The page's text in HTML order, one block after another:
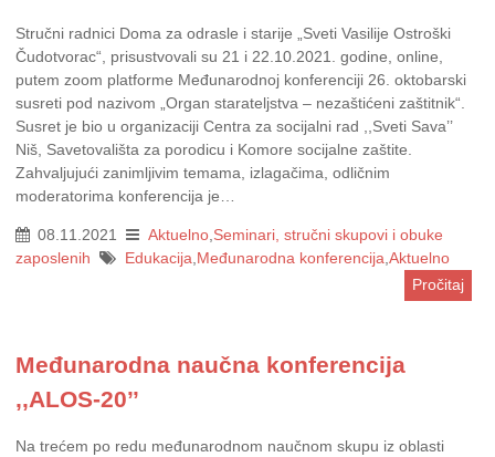
Stručni radnici Doma za odrasle i starije „Sveti Vasilije Ostroški
Čudotvorac“, prisustvovali su 21 i 22.10.2021. godine, online,
putem zoom platforme Međunarodnoj konferenciji 26. oktobarski
susreti pod nazivom „Organ starateljstva – nezaštićeni zaštitnik“.
Susret je bio u organizaciji Centra za socijalni rad ,,Sveti Sava’’
Niš, Savetovališta za porodicu i Komore socijalne zaštite.
Zahvaljujući zanimljivim temama, izlagačima, odličnim
moderatorima konferencija je…
08.11.2021 Aktuelno Seminari, stručni skupovi i obuke
zaposlenih
Edukacija Međunarodna konferencija Aktuelno
Pročitaj
Međunarodna naučna konferencija
,,ALOS-20’’
Na trećem po redu međunarodnom naučnom skupu iz oblasti